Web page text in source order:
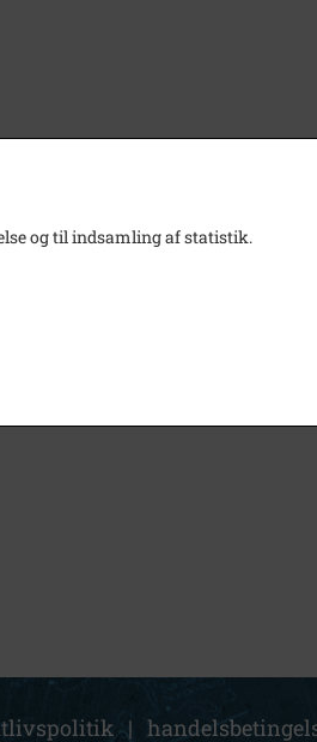
|
og til indsamling af statistik.